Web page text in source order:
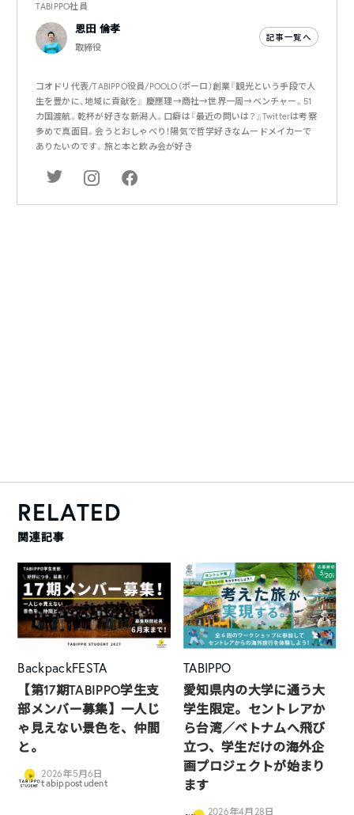
TABIPPO社員
恩田 倫孝
取締役
記事一覧へ
コオドリ代表/TABIPPO役員/POOLO（ポーロ）創業『観光という手段で人
生を豊かに、地域に貢献を』 慶應理→商社→世界一周→ベンチャー。51
カ国渡航。乾杯が好きな新潟人。口癖は『最近の問いは？』Twitterは考察
多めで真面目。会うとおしゃべり！陽気で哲学好きなムードメイカーで
ありたいのです。旅と本と飲み会が好き
RELATED
関連記事
BackpackFESTA
【第17期TABIPPO学生支
部メンバー募集】一人じ
ゃ見えない景色を、仲間
と。
2026年5月6日
tabippostudent
TABIPPO
愛知県内の大学に通う大
学生限定。セントレアか
ら台湾／ベトナムへ飛び
立つ、学生だけの海外企
画プロジェクトが始まり
ます
2026年4月28日